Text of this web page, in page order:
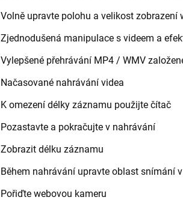
Volně upravte polohu a velikost zobrazení
Zjednodušená manipulace s videem a
Vylepšené přehrávání MP4 / WMV
Načasované nahrávání videa
K omezení délky záznamu použijte čítač
Pozastavte a pokračujte v nahrávání
Zobrazit délku záznamu
Během nahrávání upravte oblast snímání
Pořiďte webovou kameru